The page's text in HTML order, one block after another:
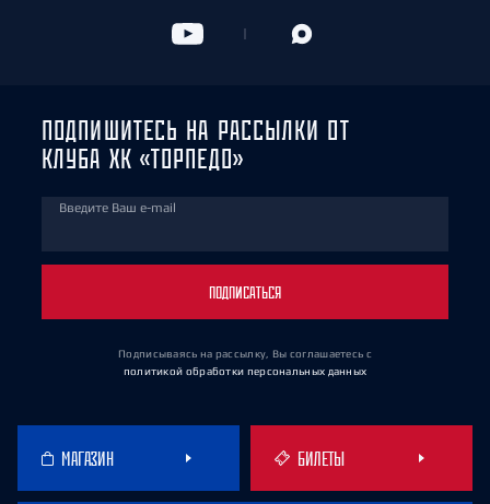
ПОДПИШИТЕСЬ НА РАССЫЛКИ ОТ
КЛУБА ХК «ТОРПЕДО»
Введите Ваш e-mail
ПОДПИСАТЬСЯ
Подписываясь на рассылку, Вы соглашаетесь с
политикой обработки персональных данных
МАГАЗИН БИЛЕТЫ